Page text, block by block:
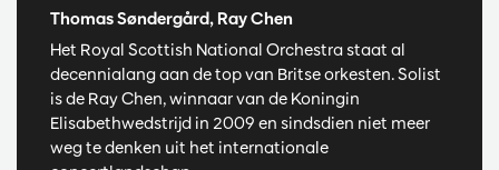
Thomas Søndergård, Ray Chen
Het Royal Scottish National Orchestra staat al
decennialang aan de top van Britse orkesten. Solist
is de Ray Chen, winnaar van de Koningin
Elisabethwedstrijd in 2009 en sindsdien niet meer
weg te denken uit het internationale